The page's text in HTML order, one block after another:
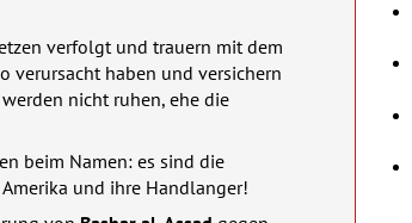
verfolgt und trauern mit dem
verursacht haben und versichern
nicht ruhen, ehe die
beim Namen: es sind die
und ihre Handlanger!